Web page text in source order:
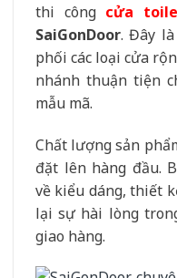
thi công cửa
SaiGonDoor. Đây
phối các loại cửa
nhánh thuận tiện
mẫu mã.
Chất lượng sản
đặt lên hàng đầu.
về kiểu dáng, thiết
lại sự hài lòng
giao hàng.